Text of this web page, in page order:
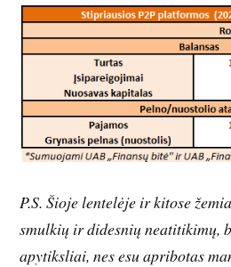
P.S. Šioje lentelėje ir kitose
smulkių ir didesnių neatitikimų,
apytiksliai, nes esu apribotas